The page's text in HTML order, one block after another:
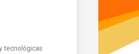
tecnológicas